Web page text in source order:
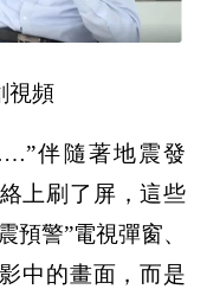
視頻
伴隨著地震發
上刷了屏，這些
預警”電視彈窗、
中的畫面，而是